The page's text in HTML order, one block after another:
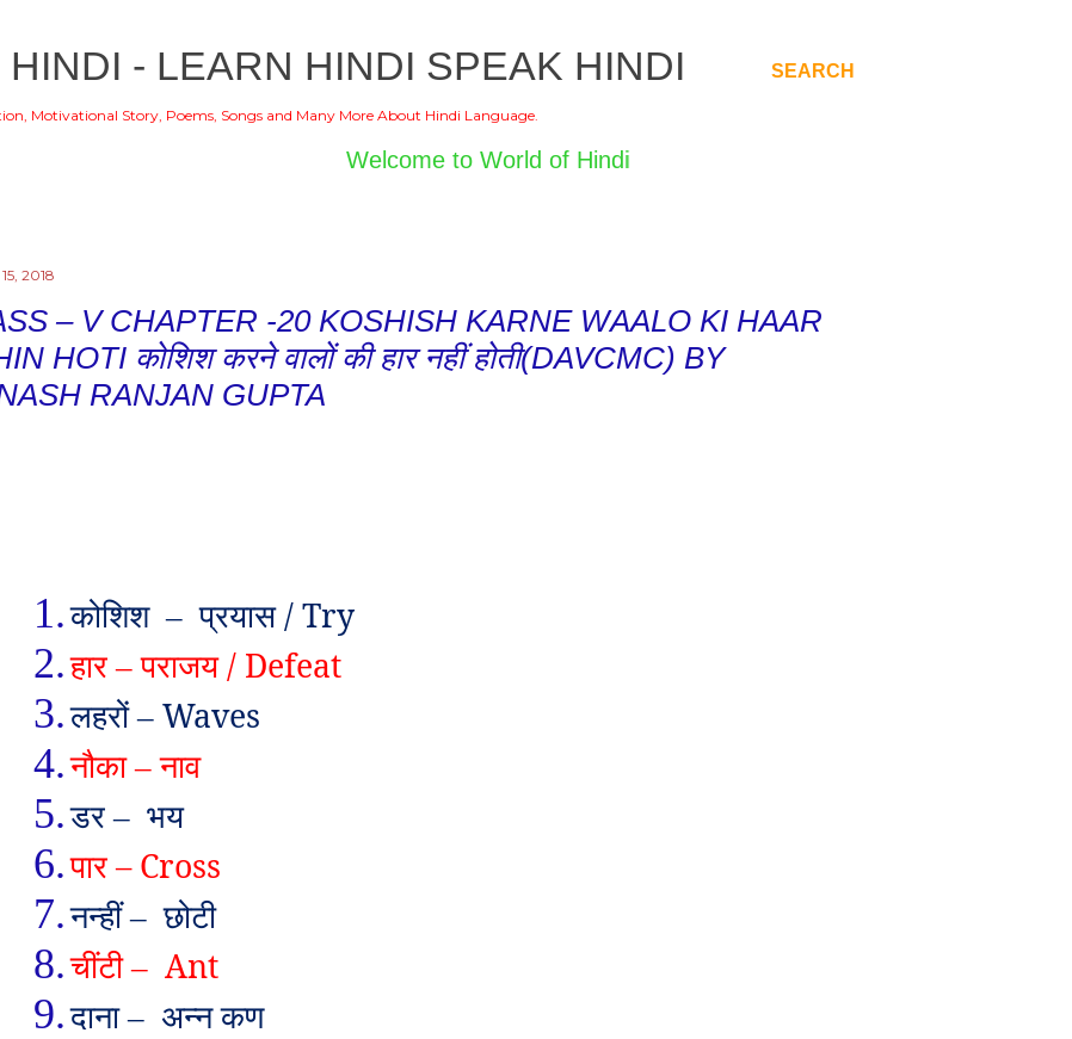
SEARCH
HINDI - LEARN HINDI SPEAK HINDI
Motivational Story, Poems, Songs and Many More About Hindi Language.
Welcome to World of Hindi
2018
– V CHAPTER -20 KOSHISH KARNE WAALO KI HAAR
HOTI कोशिश करने वालों की हार नहीं होती(DAVCMC) BY
RANJAN GUPTA
1.कोशिश– प्रयास /Try
2.हार– पराजय / Defeat
3.लहरों– Waves
4.नौका–नाव
5.डर– भय
6.पार– Cross
7.नन्हीं– छोटी
8.चींटी– Ant
9.दाना– अन्न कण